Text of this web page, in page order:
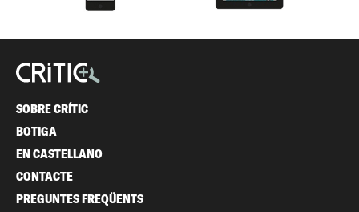
SOBRE CRÍTIC
BOTIGA
EN CASTELLANO
CONTACTE
PREGUNTES FREQÜENTS